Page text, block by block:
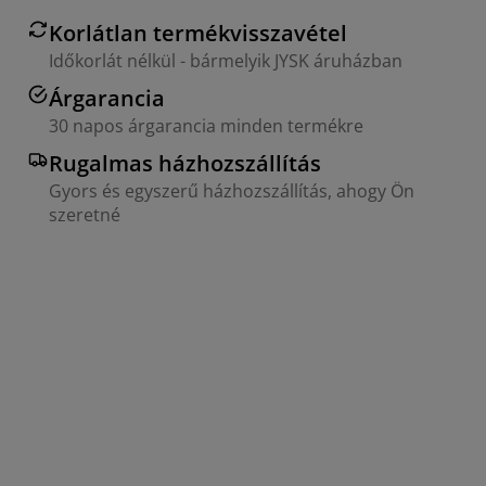
Korlátlan termékvisszavétel
Időkorlát nélkül - bármelyik JYSK áruházban
Árgarancia
30 napos árgarancia minden termékre
Rugalmas házhozszállítás
Gyors és egyszerű házhozszállítás, ahogy Ön
szeretné